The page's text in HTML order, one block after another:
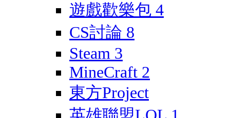
遊戲歡樂包 4
CS討論 8
Steam 3
MineCraft 2
東方Project